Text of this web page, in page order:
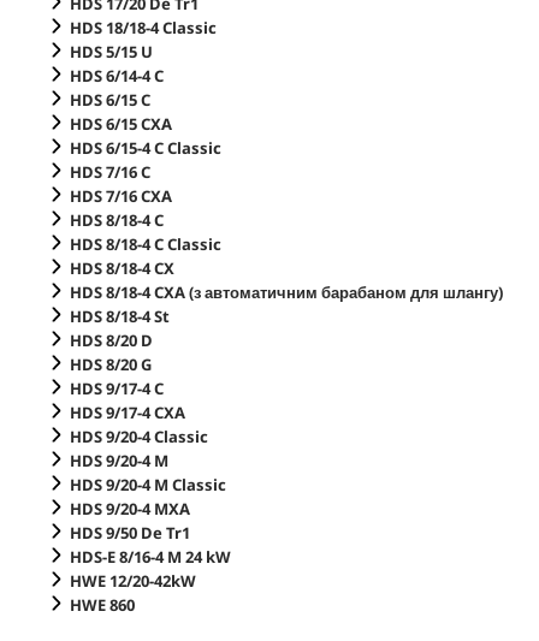
HDS 18/18-4 Classic
HDS 5/15 U
HDS 6/14-4 C
HDS 6/15 C
HDS 6/15 CXA
HDS 6/15-4 C Classic
HDS 7/16 C
HDS 7/16 CXA
HDS 8/18-4 C
HDS 8/18-4 C Classic
HDS 8/18-4 CX
HDS 8/18-4 CXA (з автоматичним барабаном для шлангу)
HDS 8/18-4 St
HDS 8/20 D
HDS 8/20 G
HDS 9/17-4 C
HDS 9/17-4 CXA
HDS 9/20-4 Classic
HDS 9/20-4 M
HDS 9/20-4 M Classic
HDS 9/20-4 MXA
HDS 9/50 De Tr1
HDS-E 8/16-4 M 24 kW
HWE 12/20-42kW
HWE 860